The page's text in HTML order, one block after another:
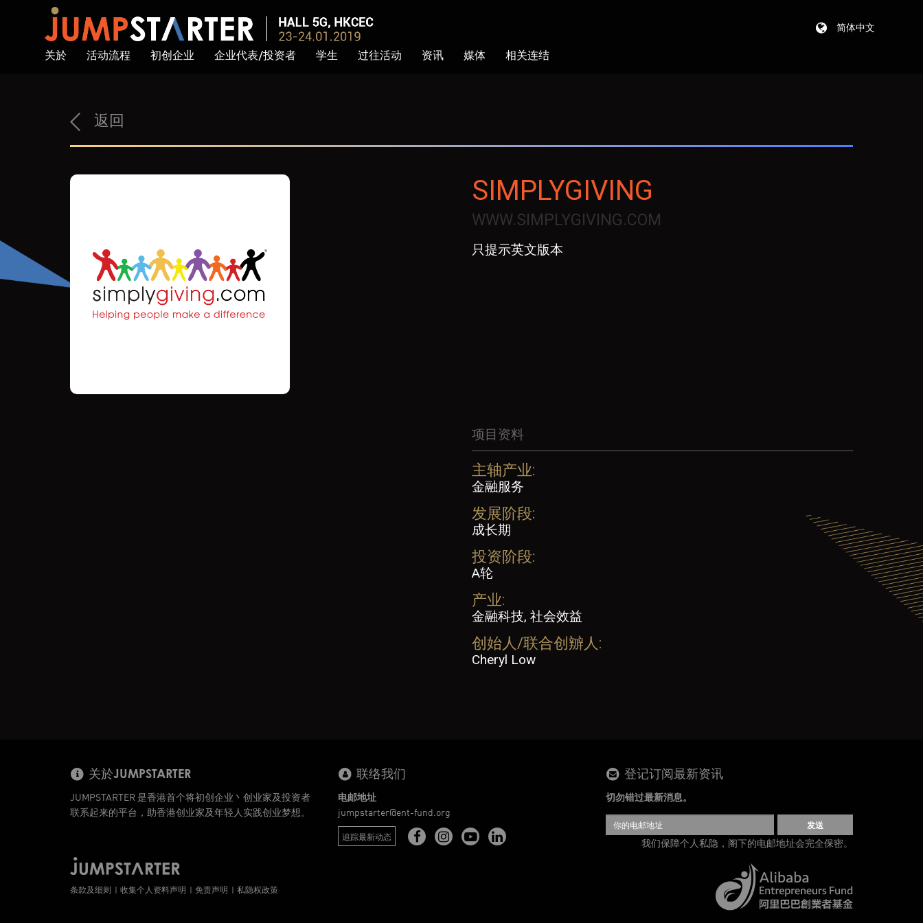
关於 活动流程 初创企业 企业代表/投资者 学生 过往活动 资讯 媒体 相关连结
简体中文
返回
SIMPLYGIVING
WWW.SIMPLYGIVING.COM
只提示英文版本
项目资料
主轴产业:
金融服务
发展阶段:
成长期
投资阶段:
A轮
产业:
金融科技, 社会效益
创始人/联合创辧人:
Cheryl Low
关於JUMPSTARTER
JUMPSTARTER 是香港首个将初创企业丶创业家及投资者
联系起来的平台，助香港创业家及年轻人实践创业梦想。
联络我们
电邮地址
jumpstarter@ent-fund.org
追踪最新动态
登记订阅最新资讯
切勿错过最新消息。
发送
我们保障个人私隐，阁下的电邮地址会完全保密。
条款及细则 收集个人资料声明 免责声明 私隐权政策